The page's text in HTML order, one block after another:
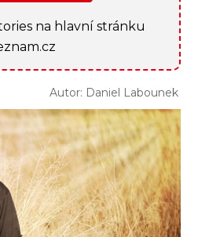
na hlavní stránku
Autor: Daniel Labounek